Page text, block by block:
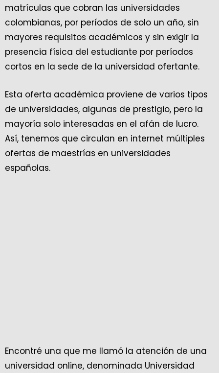
matrículas que cobran las universidades
colombianas, por períodos de solo un año, sin
mayores requisitos académicos y sin exigir la
presencia física del estudiante por períodos
cortos en la sede de la universidad ofertante.
Esta oferta académica proviene de varios tipos
de universidades, algunas de prestigio, pero la
mayoría solo interesadas en el afán de lucro.
Así, tenemos que circulan en internet múltiples
ofertas de maestrías en universidades
españolas.
Encontré una que me llamó la atención de una
universidad online, denominada Universidad